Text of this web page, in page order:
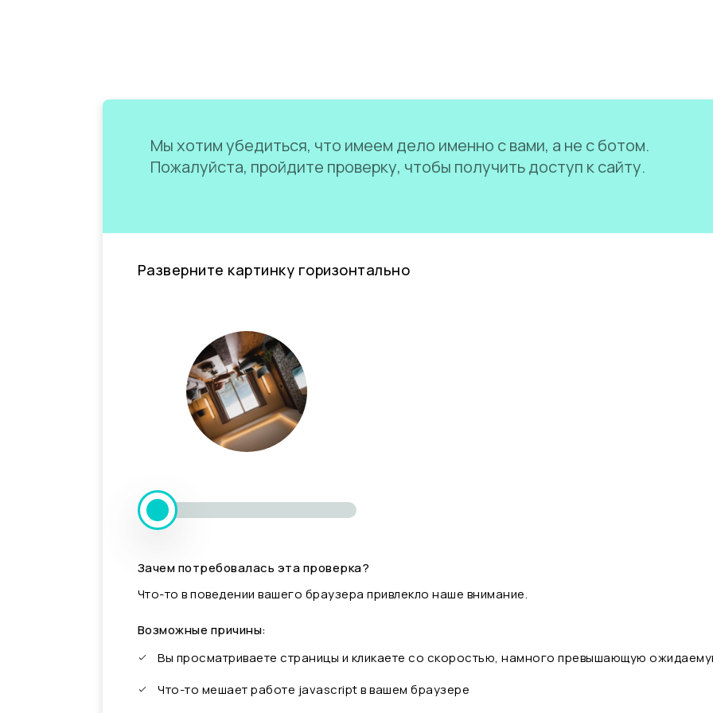
Мы хотим убедиться, что имеем дело именно с вами, а не с ботом.
Пожалуйста, пройдите проверку, чтобы получить доступ к сайту.
Разверните картинку горизонтально
Зачем потребовалась эта проверка?
Что-то в поведении вашего браузера привлекло наше внимание.
Возможные причины:
Вы просматриваете страницы и кликаете со скоростью, намного превышающую
Что-то мешает работе javascript в вашем браузере